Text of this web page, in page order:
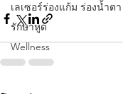
เลเซอร์ร่องแก้ม ร่องนํ้าตา
รักษาหูด
Wellness